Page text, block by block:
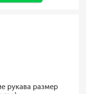
рукава размер